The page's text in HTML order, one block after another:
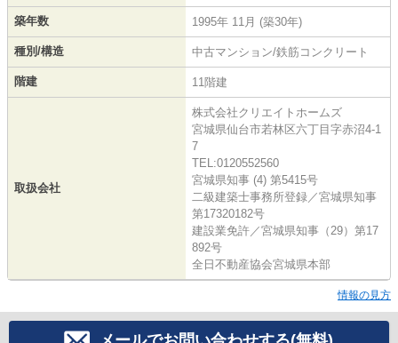
築年数 1995年 11月 (築30年)
種別/構造 中古マンション/鉄筋コンクリート
階建 11階建
取扱会社
株式会社クリエイトホームズ
宮城県仙台市若林区六丁目字赤沼4-1
7
TEL:0120552560
宮城県知事 (4) 第5415号
二級建築士事務所登録／宮城県知事
第17320182号
建設業免許／宮城県知事（29）第17
892号
全日不動産協会宮城県本部
情報の見方